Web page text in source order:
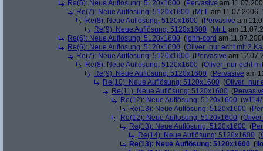
Re(6): Neue Auflösung: 5120x1600 (Pervasive am
Re(7): Neue Auflösung: 5120x1600 (Mr L am 11.07.2006,
Re(8): Neue Auflösung: 5120x1600 (Pervasive am
Re(9): Neue Auflösung: 5120x1600 (Mr L am
Re(6): Neue Auflösung: 5120x1600 (john-cord am
Re(6): Neue Auflösung: 5120x1600 (Oliver_nur echt mit 2
Re(7): Neue Auflösung: 5120x1600 (Pervasive am
Re(8): Neue Auflösung: 5120x1600 (Oliver_nur echt
Re(9): Neue Auflösung: 5120x1600 (Pervasive am
Re(10): Neue Auflösung: 5120x1600 (Oliver_nur
Re(11): Neue Auflösung: 5120x1600 (
Re(12): Neue Auflösung: 5120x1600 (
Re(13): Neue Auflösung: 5120x1600 (
Re(12): Neue Auflösung: 5120x1600 (
Re(13): Neue Auflösung: 5120x1600 (
Re(14): Neue Auflösung: 5120x1600 (
Re(13): Neue Auflösung: 5120x1600 (